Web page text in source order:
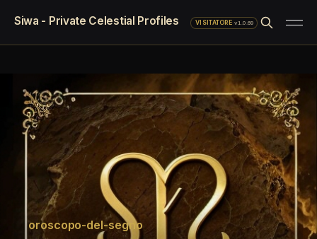
Siwa - Private Celestial Profiles VISITATORE·v1.0.69
oroscopo-del-segno